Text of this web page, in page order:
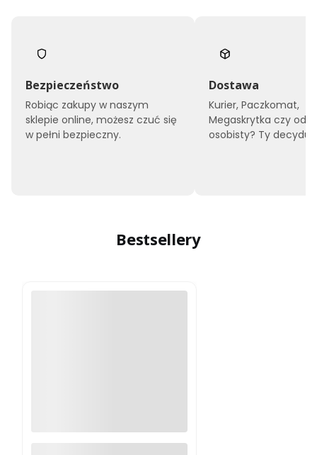
Bezpieczeństwo
Robiąc zakupy w naszym
sklepie online, możesz czuć się
w pełni bezpieczny.
Dostawa
Kurier, Paczkomat,
Megaskrytka czy
osobisty? Ty
Bestsellery